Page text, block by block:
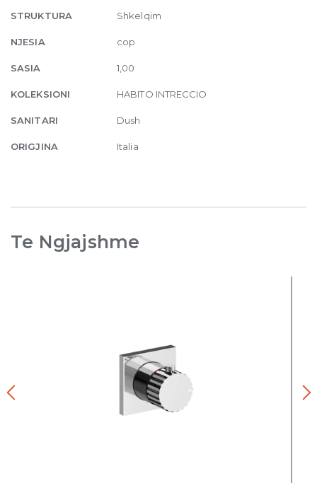
quantity
STRUKTURA Shkelqim
NJESIA cop
SASIA 1,00
KOLEKSIONI HABITO INTRECCIO
SANITARI Dush
ORIGJINA Italia
Te Ngjajshme